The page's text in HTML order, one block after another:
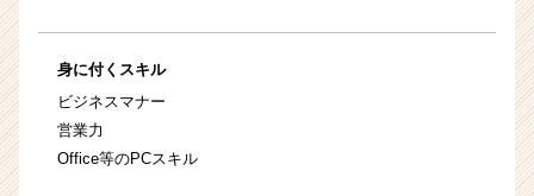
身に付くスキル
ビジネスマナー
営業力
Office等のPCスキル